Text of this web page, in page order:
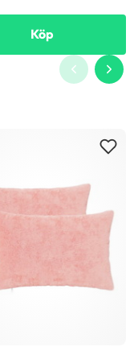
Köp